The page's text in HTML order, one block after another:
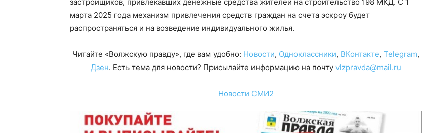
марта 2025 года механизм привлечения средств граждан на счета эскроу будет
распространяться и на возведение индивидуального жилья.
Читайте «Волжскую правду», где вам удобно: Новости, Одноклассники, ВКонтакте, Telegram,
Дзен. Есть тема для новости? Присылайте информацию на почту vlzpravda@mail.ru
Новости СМИ2